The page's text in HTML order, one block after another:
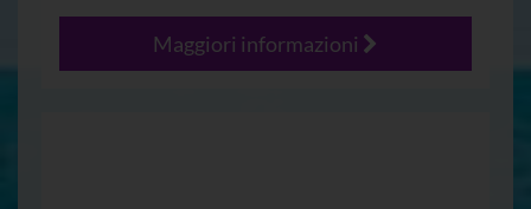
Maggiori informazioni